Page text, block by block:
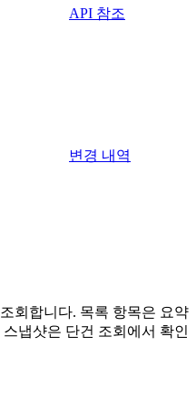
API 참조
변경 내역
회합니다. 목록 항목은 요약
스냅샷은 단건 조회에서 확인